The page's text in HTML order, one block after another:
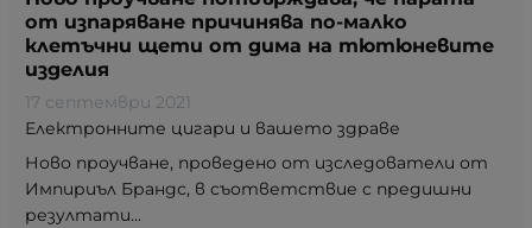
от изпаряване причинява по-малко
клетъчни щети от дима на тютюневите
изделия
17 септември 2021
Електронните цигари и вашето здраве
Ново проучване, проведено от изследователи от
Импириъл Брандс, в съответствие с предишни
резултати...